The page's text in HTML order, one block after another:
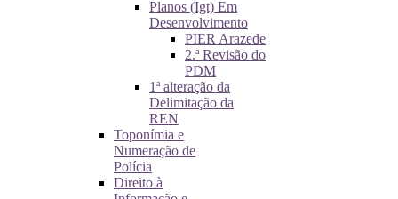
Planos (Igt) Em
Desenvolvimento
PIER Arazede
2.ª Revisão do
PDM
1ª alteração da
Delimitação da
REN
Toponímia e
Numeração de
Polícia
Direito à